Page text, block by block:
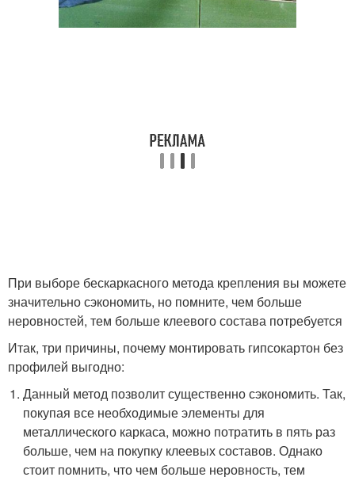
При выборе бескаркасного метода крепления вы можете
значительно сэкономить, но помните, чем больше
неровностей, тем больше клеевого состава потребуется
Итак, три причины, почему монтировать гипсокартон без
профилей выгодно:
Данный метод позволит существенно сэкономить. Так,
покупая все необходимые элементы для
металлического каркаса, можно потратить в пять раз
больше, чем на покупку клеевых составов. Однако
стоит помнить, что чем больше неровность, тем